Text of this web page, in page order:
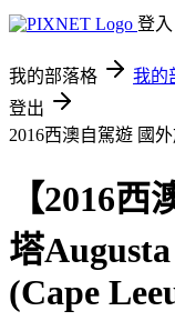
登入
我的部落格 我的
登出
2016西澳自駕遊 國
【2016
塔
(Cape